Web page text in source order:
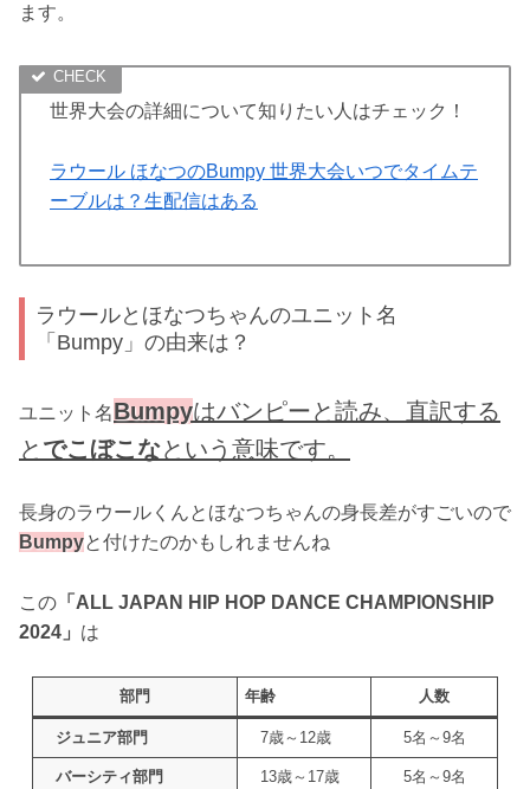
ます。
世界大会の詳細について知りたい人はチェック！
ラウール ほなつのBumpy 世界大会いつでタイムテ
ーブルは？生配信はある
ラウールとほなつちゃんのユニット名
「Bumpy」の由来は？
ユニット名Bumpyはバンピーと読み、直訳する
と でこぼこなという意味です。
長身のラウールくんとほなつちゃんの身長差がすごいので
Bumpyと付けたのかもしれませんね
この 「ALL JAPAN HIP HOP DANCE CHAMPIONSHIP
2024」 は
部門 年齢 人数
ジュニア部門 7歳～12歳 5名～9名
バーシティ部門 13歳～17歳 5名～9名